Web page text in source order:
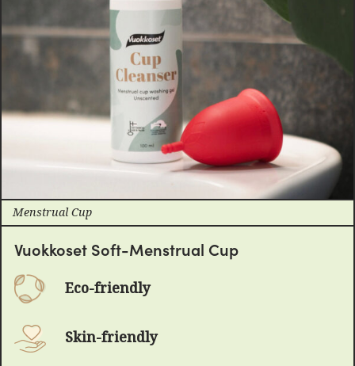
Menstrual Cup
Vuokkoset Soft-Menstrual Cup
Eco-friendly
Skin-friendly